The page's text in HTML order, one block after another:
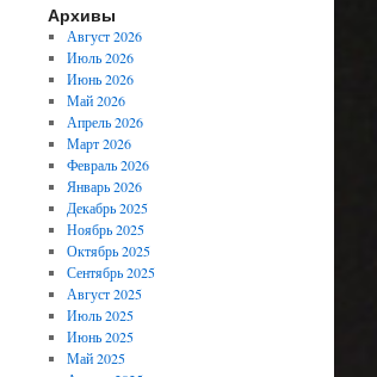
Архивы
Август 2026
Июль 2026
Июнь 2026
Май 2026
Апрель 2026
Март 2026
Февраль 2026
Январь 2026
Декабрь 2025
Ноябрь 2025
Октябрь 2025
Сентябрь 2025
Август 2025
Июль 2025
Июнь 2025
Май 2025